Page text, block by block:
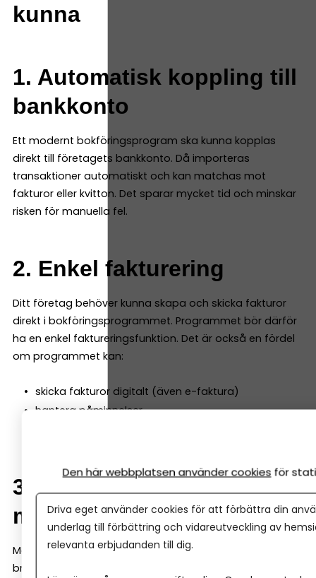
kunna
1. Automatisk koppling till
bankkonto
Ett modernt bokföringsprogram ska kunna kopplas
direkt till företagets bankkonto. Då importeras
transaktioner automatiskt och kan matchas mot
fakturor eller kvitton. Det sparar mycket tid och minskar
risken för manuella fel.
2. Enkel fakturering
Ditt företag behöver kunna skapa och skicka fakturor
direkt i bokföringsprogrammet. Programmet bör därför
ha en enkel faktureringsfunktion. Det är också en fördel
om programmet kan:
skicka fakturor digitalt (även e-faktura)
hantera påminnelser
3. Automatisk
momsberäkning
Momsredovisning är en central del av bokföringen. Ett
bra bokföringsprogram räknar automatiskt ut moms
Den här webbplatsen använder cookies för
Driva eget använder cookies för att förbättra din
underlag till förbättring och vidareutveckling av
relevanta erbjudanden till dig.